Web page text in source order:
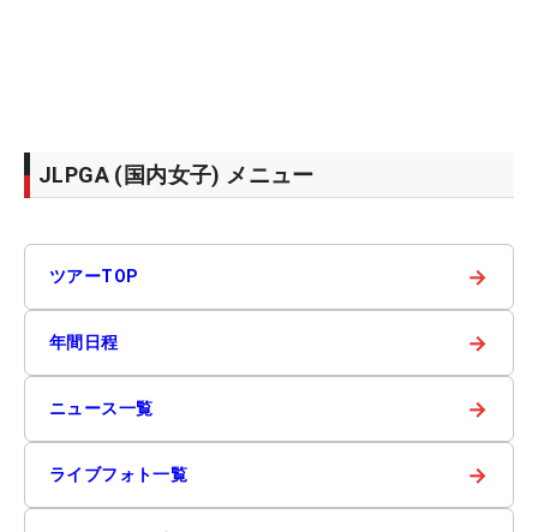
JLPGA (国内女子) メニュー
ツアーTOP →
年間日程 →
ニュース一覧 →
ライブフォト一覧 →